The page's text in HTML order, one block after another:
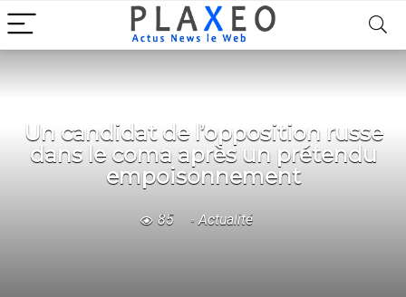
Un candidat de l’opposition russe
dans le coma après un prétendu
empoisonnement
85 Actualité